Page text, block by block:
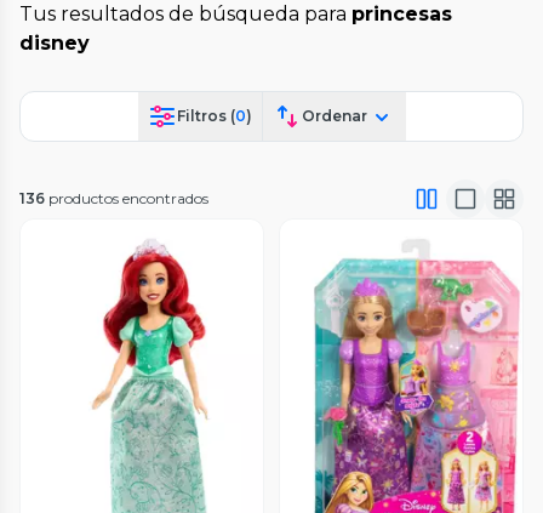
Tus resultados de búsqueda para princesas
disney
Filtros (0) Ordenar
136 productos encontrados